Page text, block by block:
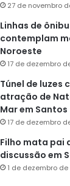
27 de novembro
Linhas de
contemplam
Noroeste
17 de dezembro
Túnel de luzes
atração de
Mar em Santos
17 de dezembro
Filho mata pai
discussão em
1 de dezembro